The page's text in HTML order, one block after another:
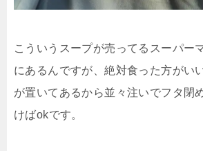
こういうスープが売ってるスーパー
にあるんですが、絶対食った方がい
が置いてあるから並々注いでフタ閉
けばokです。